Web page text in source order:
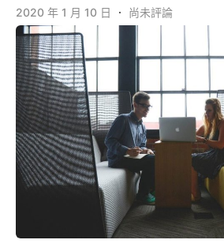
2020 年 1 月 10 日 ． 尚未評論